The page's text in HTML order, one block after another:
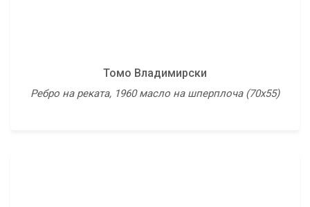
Томо Владимирски
Ребро на реката, 1960 масло на шперплоча (70х55)